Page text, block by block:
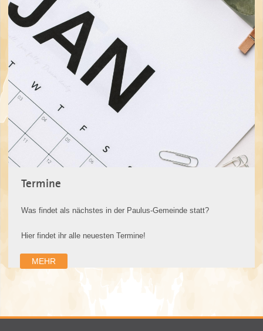
Termine
Was findet als nächstes in der Paulus-Gemeinde statt?
Hier findet ihr alle neuesten Termine!
MEHR